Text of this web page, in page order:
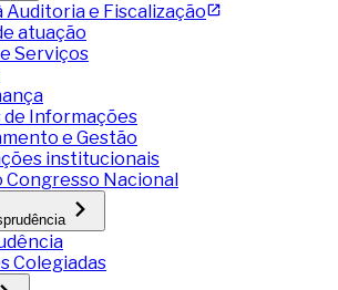
Auditoria e Fiscalização
atuação
Serviços
de Informações
e Gestão
institucionais
Congresso Nacional
Colegiadas